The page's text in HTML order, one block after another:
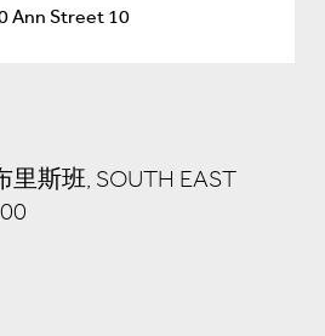
里斯班, SOUTH EAST